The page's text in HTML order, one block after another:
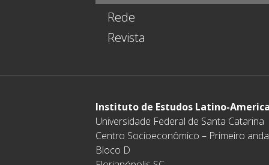
Rede
Revista
Instituto de Estudos Latino-
Universidade Federal de Santa Catarina
Centro Socioeconômico – Primeiro
Bloco D